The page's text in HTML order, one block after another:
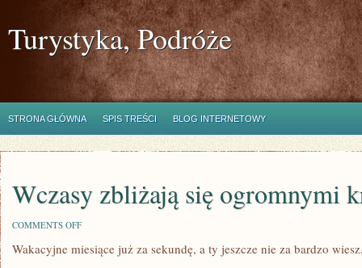
Turystyka, Podróże
STRONA GŁÓWNA SPIS TREŚCI BLOG INTERNETOWY
Wczasy zbliżają się ogromnymi
COMMENTS OFFON
ZBLIŻAJĄ
Wakacyjne miesiące już za sekundę, a ty jeszcze nie za bardzo